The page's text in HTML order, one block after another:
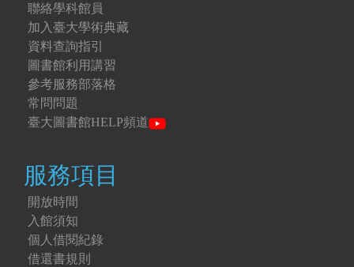
聯絡學科館員
加入臺大學術典藏
資料查詢指引
圖書館利用講習
參考服務部落格
常問問題
臺大圖書館HELP頻道
服務項目
開放時間
入館須知
個人借閱紀錄
借還書規則